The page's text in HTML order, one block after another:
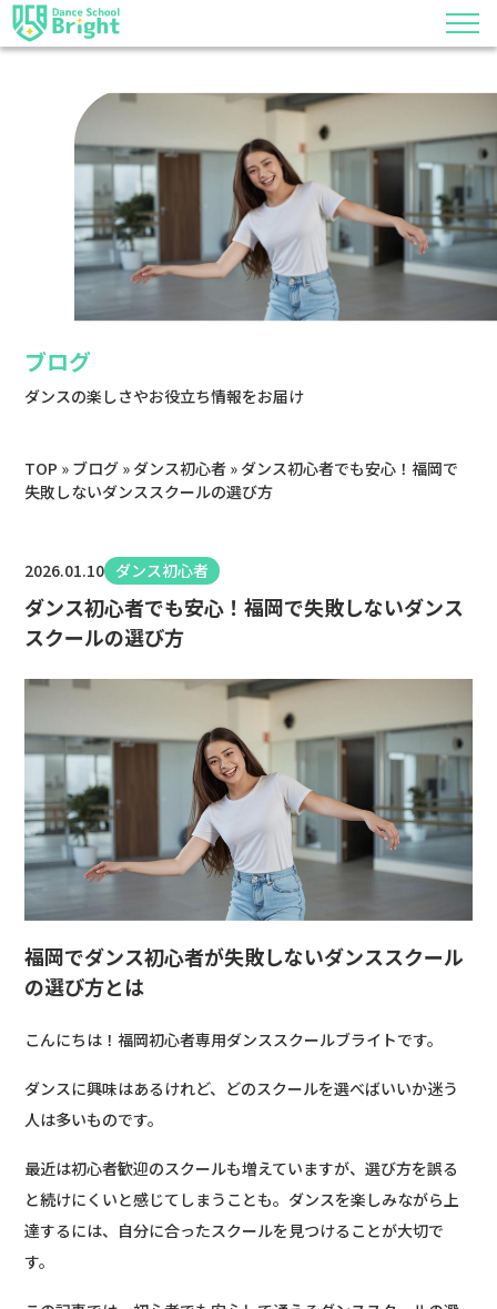
ブログ
ダンスの楽しさやお役立ち情報をお届け
TOP » ブログ » ダンス初心者 » ダンス初心者でも安心！福岡で
失敗しないダンススクールの選び方
2026.01.10 ダンス初心者
ダンス初心者でも安心！福岡で失敗しないダンス
スクールの選び方
福岡でダンス初心者が失敗しないダンススクール
の選び方とは
こんにちは！福岡初心者専用ダンススクールブライトです。
ダンスに興味はあるけれど、どのスクールを選べばいいか迷う
人は多いものです。
最近は初心者歓迎のスクールも増えていますが、選び方を誤る
と続けにくいと感じてしまうことも。ダンスを楽しみながら上
達するには、自分に合ったスクールを見つけることが大切で
す。